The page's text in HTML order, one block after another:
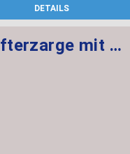
DETAILS
Lüfterzarge mit Lüfter 600W